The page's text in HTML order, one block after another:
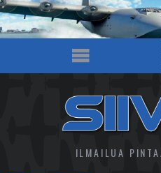
ILMAILUA